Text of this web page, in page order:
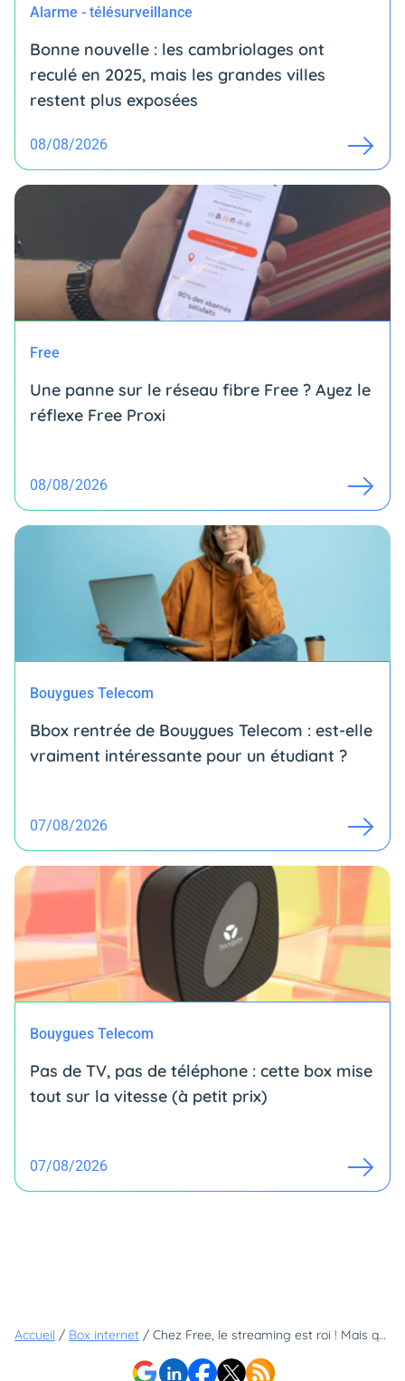
Alarme - télésurveillance
Bonne nouvelle : les cambriolages ont
reculé en 2025, mais les grandes villes
restent plus exposées
08/08/2026
Free
Une panne sur le réseau fibre Free ? Ayez le
réflexe Free Proxi
08/08/2026
Bouygues Telecom
Bbox rentrée de Bouygues Telecom : est-elle
vraiment intéressante pour un étudiant ?
07/08/2026
Bouygues Telecom
Pas de TV, pas de téléphone : cette box mise
tout sur la vitesse (à petit prix)
07/08/2026
Accueil / Box internet / Chez Free, le streaming est roi ! Mais quelle offre permet d'en avoir le plus ?